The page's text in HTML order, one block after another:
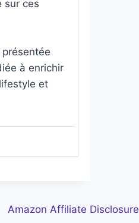
sur ces
à enrichir
et
Amazon Affiliate Disclosure